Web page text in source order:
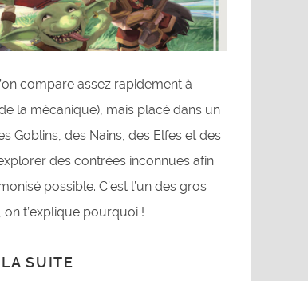
compare assez rapidement à
la mécanique), mais placé dans un
Goblins, des Nains, des Elfes et des
des contrées inconnues afin
possible. C’est l’un des gros
on t’explique pourquoi !
SUITE